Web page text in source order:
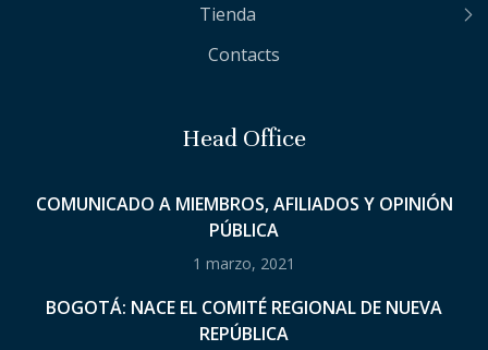
Tienda
Contacts
Head Office
COMUNICADO A MIEMBROS, AFILIADOS Y OPINIÓN
PÚBLICA
1 marzo, 2021
BOGOTÁ: NACE EL COMITÉ REGIONAL DE NUEVA
REPÚBLICA